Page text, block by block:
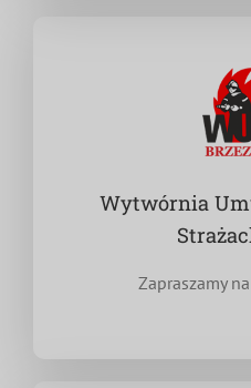
Wytwórnia
Zapraszamy